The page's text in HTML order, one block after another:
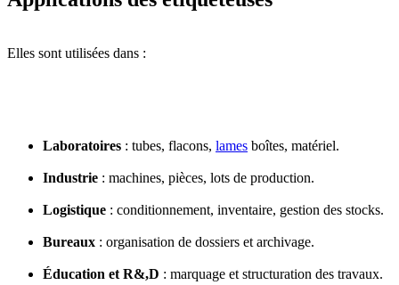
Elles sont utilisées dans :
Laboratoires : tubes, flacons, lames boîtes, matériel.
Industrie : machines, pièces, lots de production.
Logistique : conditionnement, inventaire, gestion des stocks.
Bureaux : organisation de dossiers et archivage.
Éducation et R&,D : marquage et structuration des travaux.